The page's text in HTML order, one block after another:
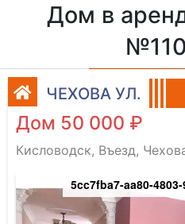
Дом в
ЧЕХОВА УЛ.
Дом 50 000 ₽
Кисловодск, Въезд,
5cc7fba7-aa80-